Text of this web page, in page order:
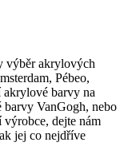
výběr akrylových
Pébeo,
akrylové barvy na
barvy VanGogh, nebo
dejte nám
jej co nejdříve